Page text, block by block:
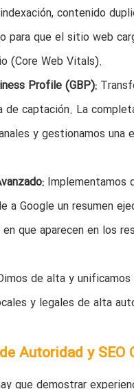
contenido
para que el sitio web
(Core Web Vitals).
Profile (GBP):
captación. La
y gestionamos
Implementamos
a Google un resumen
que aparecen en los
de alta y unificamos
y legales de alta
Autoridad y SEO
que demostrar